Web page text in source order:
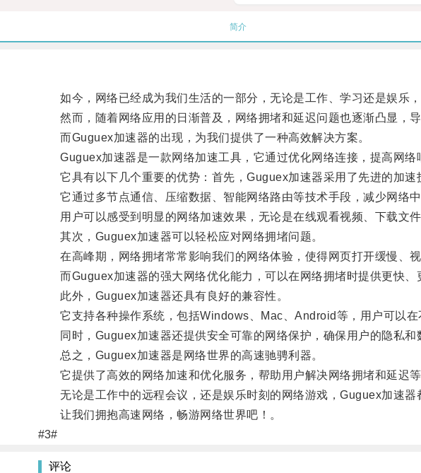
简介
如今，网络已经成为我们生活的一部分，无论是工作、学习还是娱乐，
然而，随着网络应用的日渐普及，网络拥堵和延迟问题也逐渐凸显，导
而Guguex加速器的出现，为我们提供了一种高效解决方案。
Guguex加速器是一款网络加速工具，它通过优化网络连接，提高网络
它具有以下几个重要的优势：首先，Guguex加速器采用了先进的加速
它通过多节点通信、压缩数据、智能网络路由等技术手段，减少网络中
用户可以感受到明显的网络加速效果，无论是在线观看视频、下载文件
其次，Guguex加速器可以轻松应对网络拥堵问题。
在高峰期，网络拥堵常常影响我们的网络体验，使得网页打开缓慢、视
而Guguex加速器的强大网络优化能力，可以在网络拥堵时提供更快、
此外，Guguex加速器还具有良好的兼容性。
它支持各种操作系统，包括Windows、Mac、Android等，用户可以在
同时，Guguex加速器还提供安全可靠的网络保护，确保用户的隐私和
总之，Guguex加速器是网络世界的高速驰骋利器。
它提供了高效的网络加速和优化服务，帮助用户解决网络拥堵和延迟等
无论是工作中的远程会议，还是娱乐时刻的网络游戏，Guguex加速器
让我们拥抱高速网络，畅游网络世界吧！。
#3#
评论